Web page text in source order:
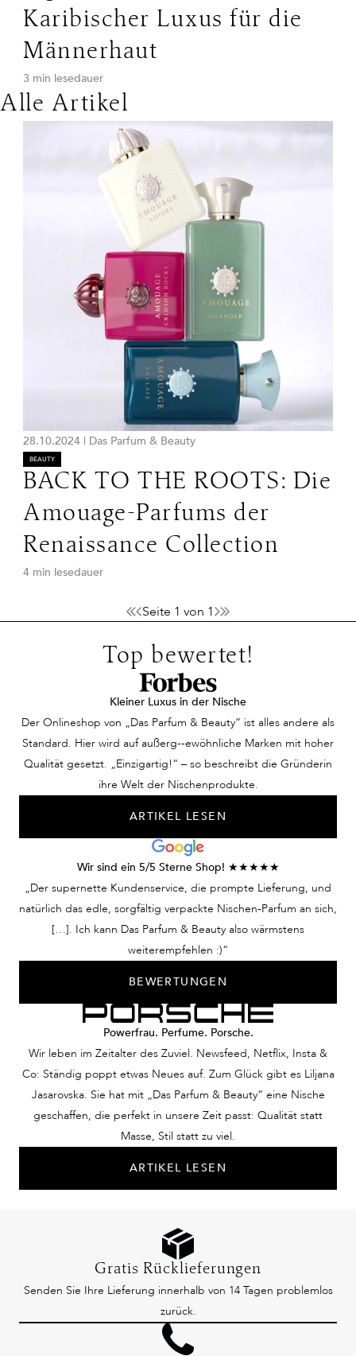
Karibischer Luxus für die
Männerhaut
3 min lesedauer
Alle Artikel
28.10.2024 | Das Parfum & Beauty
BEAUTY
BACK TO THE ROOTS: Die
Amouage-Parfums der
Renaissance Collection
4 min lesedauer
Seite 1 von 1
Top bewertet!
Kleiner Luxus in der Nische
Der Onlineshop von „Das Parfum & Beauty“ ist alles andere als
Standard. Hier wird auf außerg--ewöhnliche Marken mit hoher
Qualität gesetzt. „Einzigartig!“ – so beschreibt die Gründerin
ihre Welt der Nischenprodukte.
ARTIKEL LESEN
Wir sind ein 5/5 Sterne Shop! ★★★★★
„Der supernette Kundenservice, die prompte Lieferung, und
natürlich das edle, sorgfältig verpackte Nischen-Parfum an sich,
[…]. Ich kann Das Parfum & Beauty also wärmstens
weiterempfehlen :)“
BEWERTUNGEN
Powerfrau. Perfume. Porsche.
Wir leben im Zeitalter des Zuviel. Newsfeed, Netflix, Insta &
Co: Ständig poppt etwas Neues auf. Zum Glück gibt es Liljana
Jasarovska. Sie hat mit „Das Parfum & Beauty“ eine Nische
geschaffen, die perfekt in unsere Zeit passt: Qualität statt
Masse, Stil statt zu viel.
ARTIKEL LESEN
Gratis Rücklieferungen
Senden Sie Ihre Lieferung innerhalb von 14 Tagen problemlos
zurück.